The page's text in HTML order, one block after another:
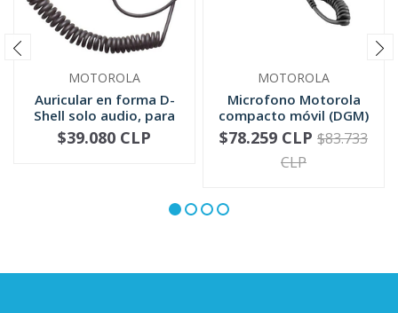
MOTOROLA
Auricular en forma D-
Shell solo audio, para
mic...
+
$39.080 CLP
MOTOROLA
Microfono Motorola
compacto móvil (DGM)
RMN5052
+
-
$78.259 CLP $83.733
CLP